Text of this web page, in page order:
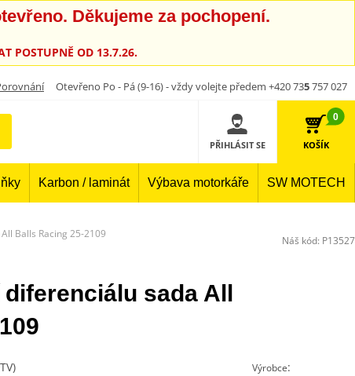
Děkujeme za pochopení.
POSTUPNĚ OD 13.7.26.
Otevřeno Po - Pá (9-16) - vždy volejte předem +420 735757 027
PŘIHLÁSIT SE
0
KOŠÍK
Karbon / laminát Výbava motorkáře SW MOTECH
Balls Racing 25-2109
sada All
Výrobce:
Náš kód: P13527